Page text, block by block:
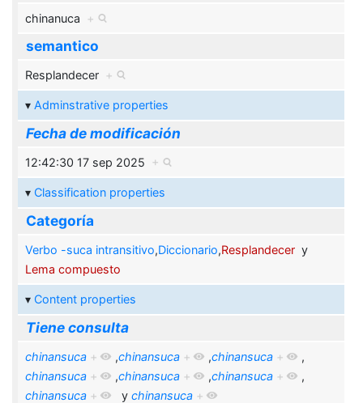
chinanuca +
semantico
Resplandecer +
Adminstrative properties
Fecha de modificación
12:42:30 17 sep 2025 +
Classification properties
Categoría
Verbo -suca intransitivo,Diccionario,Resplandecery
Lema compuesto
Content properties
Tiene consulta
chinansuca + ,chinansuca + ,chinansuca +
,
chinansuca + ,chinansuca + ,chinansuca +
,
chinansuca + y chinansuca +